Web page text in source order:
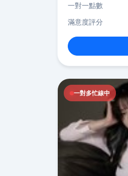
一對一點數
滿意度評分
一對多忙線中